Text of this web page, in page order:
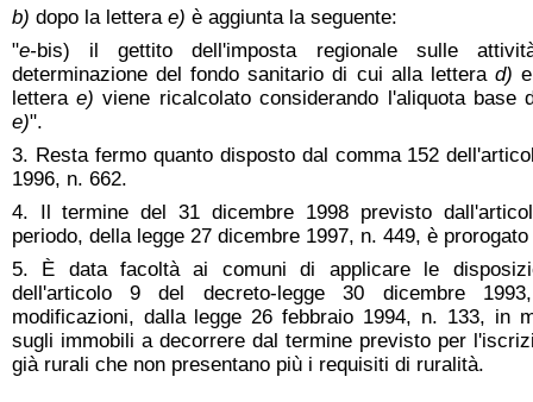
b) dopo la lettera e) è aggiunta la seguente:
"e-bis) il gettito dell'imposta regionale sulle
determinazione del fondo sanitario di cui alla letterad)
letterae) viene ricalcolato considerando l'aliquota
e)".
3. Resta fermo quanto disposto dal comma 152
1996, n. 662.
4. Il termine del 31 dicembre 1998 previsto
periodo, della legge 27 dicembre 1997, n. 449, è
5. È data facoltà ai comuni di applicare le
dell'articolo 9 del decreto-legge 30 dicembre
modificazioni, dalla legge 26 febbraio 1994, n. 133, in
sugli immobili a decorrere dal termine previsto per
già rurali che non presentano più i requisiti di ruralità.